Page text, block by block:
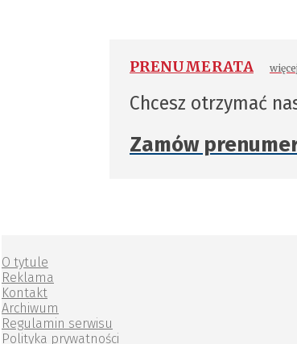
PRENUMERATA więcej
Chcesz otrzymać
Zamów
O tytule
Reklama
Kontakt
Archiwum
Regulamin serwisu
Polityka prywatności